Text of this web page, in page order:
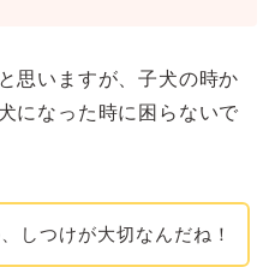
思いますが、子犬の時か
になった時に困らないで
しつけが大切なんだね！